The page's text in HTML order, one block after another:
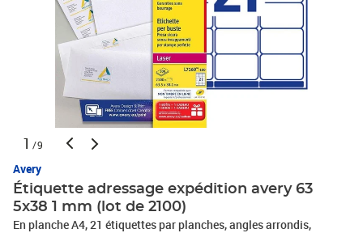
1 /9
Avery
Étiquette adressage expédition avery 63
5x38 1 mm (lot de 2100)
En planche A4, 21 étiquettes par planches, angles arrondis,